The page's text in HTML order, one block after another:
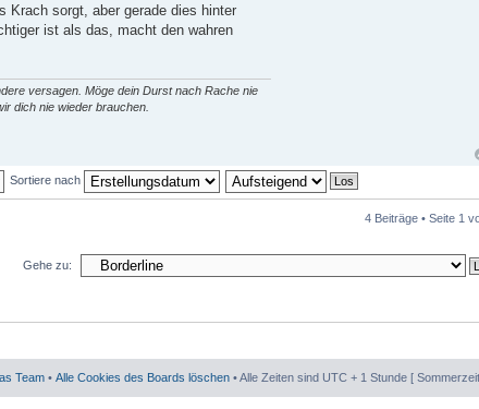
Krach sorgt, aber gerade dies hinter
ist als das, macht den wahren
versagen. Möge dein Durst nach Rache nie
dich nie wieder brauchen.
Sortiere nach
4 Beiträge • Seite 1
Gehe zu:
Team • Alle Cookies des Boards löschen • Alle Zeiten sind UTC + 1 Stunde [